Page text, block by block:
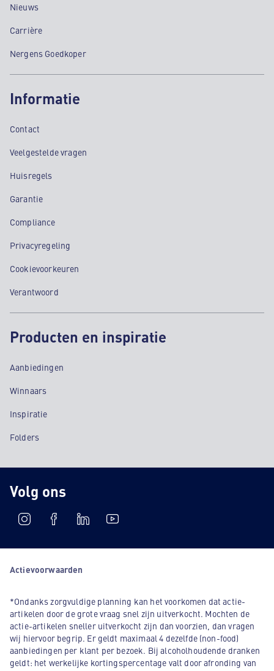
Nieuws
Carrière
Nergens Goedkoper
Informatie
Contact
Veelgestelde vragen
Huisregels
Garantie
Compliance
Privacyregeling
Cookievoorkeuren
Verantwoord
Producten en inspiratie
Aanbiedingen
Winnaars
Inspiratie
Folders
Volg ons
Actievoorwaarden
*Ondanks zorgvuldige planning kan het voorkomen dat actie-
artikelen door de grote vraag snel zijn uitverkocht. Mochten de
actie-artikelen sneller uitverkocht zijn dan voorzien, dan vragen
wij hiervoor begrip. Er geldt maximaal 4 dezelfde (non-food)
aanbiedingen per klant per bezoek. Bij alcoholhoudende dranken
geldt: het werkelijke kortingspercentage valt door afronding van